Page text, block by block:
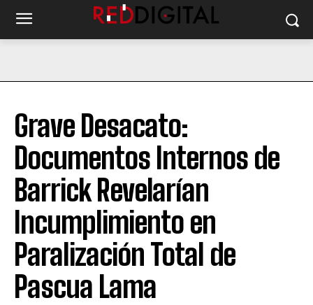
Grave Desacato:
Documentos Internos de
Barrick Revelarían
Incumplimiento en
Paralización Total de
Pascua Lama